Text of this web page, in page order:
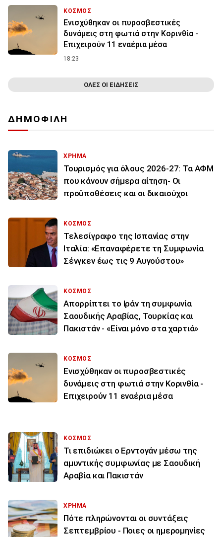
ΚΟΣΜΟΣ
Ενισχύθηκαν οι πυροσβεστικές
δυνάμεις στη φωτιά στην Κορινθία -
Επιχειρούν 11 εναέρια μέσα
18:23
ΟΛΕΣ ΟΙ ΕΙΔΗΣΕΙΣ
ΔΗΜΟΦΙΛΗ
ΧΡΗΜΑ
Τουρισμός για όλους 2026-27: Τα ΑΦΜ
που κάνουν σήμερα αίτηση- Οι
προϋποθέσεις και οι δικαιούχοι
ΚΟΣΜΟΣ
Τελεσίγραφο της Ισπανίας στην
Ιταλία: «Επαναφέρετε τη Συμφωνία
Σένγκεν έως τις 9 Αυγούστου»
ΚΟΣΜΟΣ
Απορρίπτει το Ιράν τη συμφωνία
Σαουδικής Αραβίας, Τουρκίας και
Πακιστάν - «Είναι μόνο στα χαρτιά»
ΚΟΣΜΟΣ
Ενισχύθηκαν οι πυροσβεστικές
δυνάμεις στη φωτιά στην Κορινθία -
Επιχειρούν 11 εναέρια μέσα
ΚΟΣΜΟΣ
Τι επιδιώκει ο Ερντογάν μέσω της
αμυντικής συμφωνίας με Σαουδική
Αραβία και Πακιστάν
ΧΡΗΜΑ
Πότε πληρώνονται οι συντάξεις
Σεπτεμβρίου - Ποιες οι ημερομηνίες